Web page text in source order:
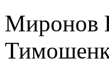
Миронов